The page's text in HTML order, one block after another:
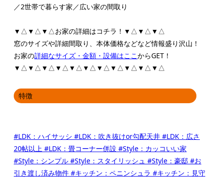
／2世帯で暮らす家／広い家の間取り
▼△▼△▼△お家の詳細はコチラ！▼△▼△▼△
窓のサイズや詳細間取り、本体価格などなど情報盛り沢山！
お家の詳細なサイズ・金額・設備はここからGET！
▼△▼△▼△▼△▼△▼△▼△▼△▼△▼△▼△
特徴
#LDK：ハイサッシ #LDK：吹き抜けor勾配天井 #LDK：広さ
20帖以上 #LDK：畳コーナー併設 #Style：カッコいい家
#Style：シンプル #Style：スタイリッシュ #Style：豪邸 #お
引き渡し済み物件 #キッチン：ペニンシュラ #キッチン：見守